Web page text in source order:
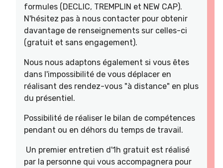
formules (DECLIC, TREMPLIN et NEW CAP).
N'hésitez pas à nous contacter pour obtenir
davantage de renseignements sur celles-ci
(gratuit et sans engagement).
Nous nous adaptons également si vous êtes
dans l'impossibilité de vous déplacer en
réalisant des rendez-vous "à distance" en plus
du présentiel.
Possibilité de réaliser le bilan de compétences
pendant ou en déhors du temps de travail.
Un premier entretien d'1h gratuit est réalisé
par la personne qui vous accompagnera pour